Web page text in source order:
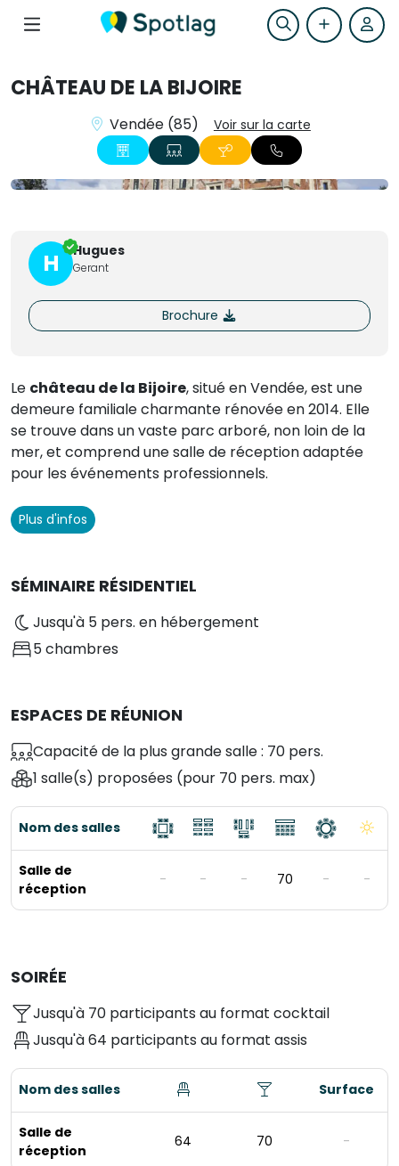
CHÂTEAU DE LA BIJOIRE
Vendée (85) Voir sur la carte
H Hugues
Gerant
Brochure
Le château de la Bijoire, situé en Vendée, est une
demeure familiale charmante rénovée en 2014. Elle
se trouve dans un vaste parc arboré, non loin de la
mer, et comprend une salle de réception adaptée
pour les événements professionnels.
Plus d'infos
SÉMINAIRE RÉSIDENTIEL
Jusqu'à 5 pers. en hébergement
5 chambres
ESPACES DE RÉUNION
Capacité de la plus grande salle : 70 pers.
1 salle(s) proposées (pour 70 pers. max)
Nom des salles
Salle de
réception
- - - 70 - -
SOIRÉE
Jusqu'à 70 participants au format cocktail
Jusqu'à 64 participants au format assis
Nom des salles Surface
Salle de
réception
64 70 -